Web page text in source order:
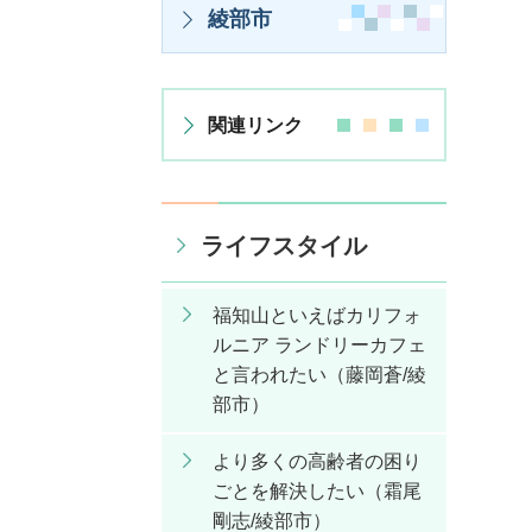
綾部市
関連リンク
ライフスタイル
福知山といえばカリフォ
ルニア ランドリーカフェ
と言われたい（藤岡蒼/綾
部市）
より多くの高齢者の困り
ごとを解決したい（霜尾
剛志/綾部市）